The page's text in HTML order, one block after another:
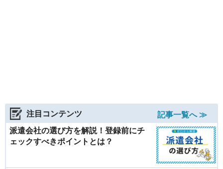
注目コンテンツ
記事一覧へ ≫
派遣会社の選び方を解説！登録前にチ
ェックすべきポイントとは？